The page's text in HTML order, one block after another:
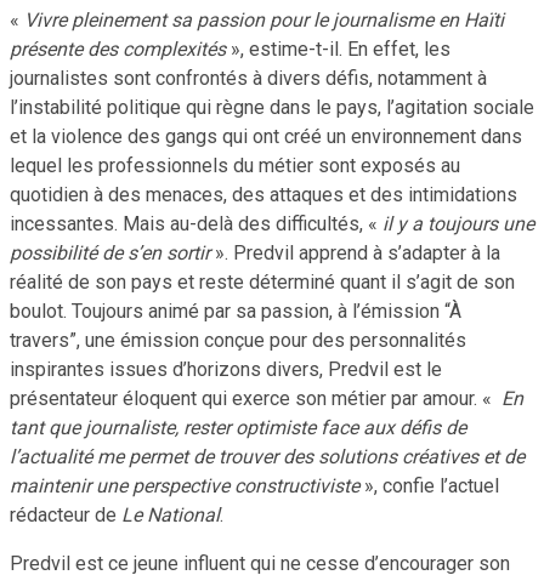
« Vivre pleinement sa passion pour le journalisme en Haïti
présente des complexités», estime-t-il. En effet, les
journalistes sont confrontés à divers défis, notamment à
l’instabilité politique qui règne dans le pays, l’agitation sociale
et la violence des gangs qui ont créé un environnement dans
lequel les professionnels du métier sont exposés au
quotidien à des menaces, des attaques et des intimidations
incessantes. Mais au-delà des difficultés, « il y a toujours une
possibilité de s’en sortir». Predvil apprend à s’adapter à la
réalité de son pays et reste déterminé quant il s’agit de son
boulot. Toujours animé par sa passion, à l’émission “À
travers”, une émission conçue pour des personnalités
inspirantes issues d’horizons divers, Predvil est le
présentateur éloquent qui exerce son métier par amour. « En
tant que journaliste, rester optimiste face aux défis de
l’actualité me permet de trouver des solutions créatives et de
maintenir une perspective constructiviste», confie l’actuel
rédacteur de Le National.
Predvil est ce jeune influent qui ne cesse d’encourager son